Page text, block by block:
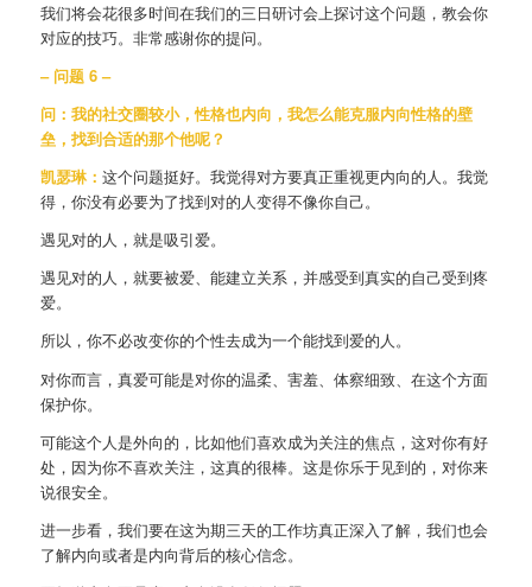
我们将会花很多时间在我们的三日研讨会上探讨这个问题，教会你
对应的技巧。非常感谢你的提问。
– 问题 6 –
问：我的社交圈较小，性格也内向，我怎么能克服内向性格的壁
垒，找到合适的那个他呢？
凯瑟琳： 这个问题挺好。我觉得对方要真正重视更内向的人。我觉
得，你没有必要为了找到对的人变得不像你自己。
遇见对的人，就是吸引爱。
遇见对的人，就要被爱、能建立关系，并感受到真实的自己受到疼
爱。
所以，你不必改变你的个性去成为一个能找到爱的人。
对你而言，真爱可能是对你的温柔、害羞、体察细致、在这个方面
保护你。
可能这个人是外向的，比如他们喜欢成为关注的焦点，这对你有好
处，因为你不喜欢关注，这真的很棒。这是你乐于见到的，对你来
说很安全。
进一步看，我们要在这为期三天的工作坊真正深入了解，我们也会
了解内向或者是内向背后的核心信念。